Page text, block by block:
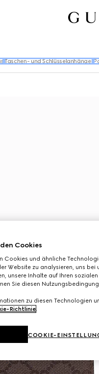
Taschen- und Schlüsselanhänger
Cookies
Cookies und ähnliche
Website zu analysieren, uns
unsere Inhalte auf Ihren
Sie diesen
zu diesen Technologien
Richtlinie.
COOKIE-